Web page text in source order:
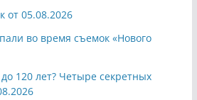
от 05.08.2026
во время съемок «Нового
120 лет? Четыре секретных